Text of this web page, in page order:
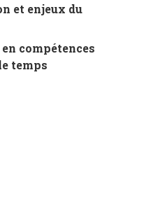
et enjeux du
compétences
temps